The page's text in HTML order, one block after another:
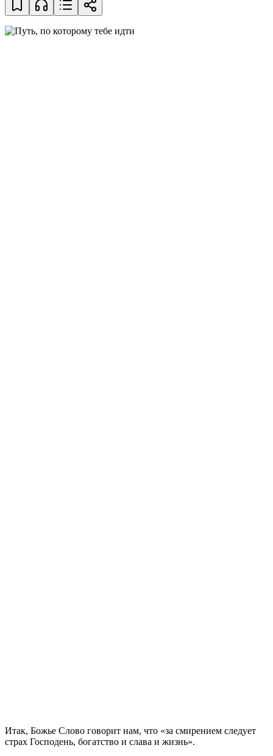
Итак, Божье Слово говорит нам, что «за смирением следует
страх Господень, богатство и слава и жизнь».